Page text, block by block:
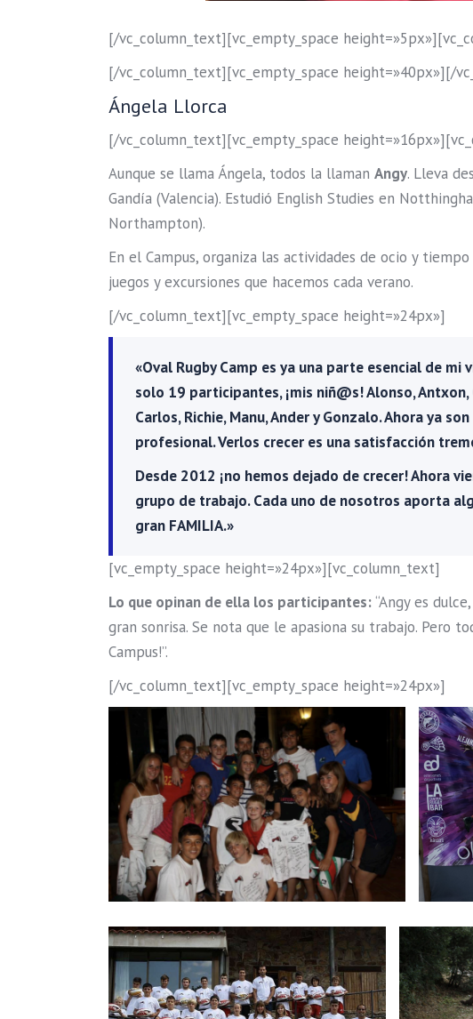
[/vc_column_text][vc_empty_space
[/vc_column_text][vc_empty_space height=»40px»][/
Ángela Llorca
[/vc_column_text][vc_empty_space
Aunque se llama Ángela, todos la llaman Angy. Lleva
Gandía (Valencia). Estudió English Studies en
Northampton).
En el Campus, organiza las actividades de ocio y
juegos y excursiones que hacemos cada verano.
[/vc_column_text][vc_empty_space height=»24px»]
«Oval Rugby Camp es ya una parte esencial de
solo 19 participantes, ¡mis niñ@s! Alonso, Antxon,
Carlos, Richie, Manu, Ander y Gonzalo. Ahora ya
profesional. Verlos crecer es una satisfacción
Desde 2012 ¡no hemos dejado de crecer! Ahora
grupo de trabajo. Cada uno de nosotros aporta
gran FAMILIA.»
[vc_empty_space height=»24px»][vc_column_text]
Lo que opinan de ella los participantes:“Angy es
gran sonrisa. Se nota que le apasiona su trabajo. Pero
Campus!”.
[/vc_column_text][vc_empty_space height=»24px»]